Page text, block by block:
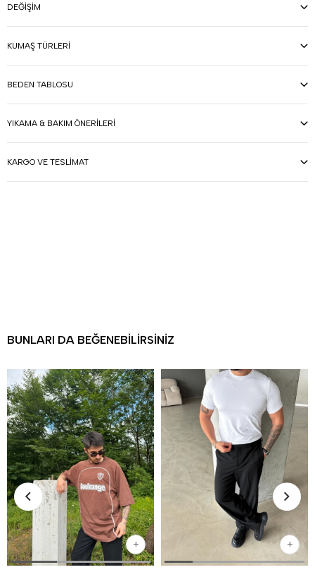
DEĞIŞIM
KUMAŞ TÜRLERI
BEDEN TABLOSU
YIKAMA & BAKIM ÖNERILERI
KARGO VE TESLIMAT
BUNLARI DA BEĞENEBILIRSINIZ